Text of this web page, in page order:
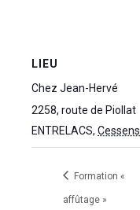
LIEU
Chez Jean-Hervé
2258, route de Piollat
ENTRELACS, Cessens
Formation «
affûtage »